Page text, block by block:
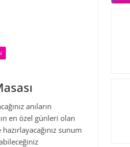
anıların
en özel günleri olan
sunum